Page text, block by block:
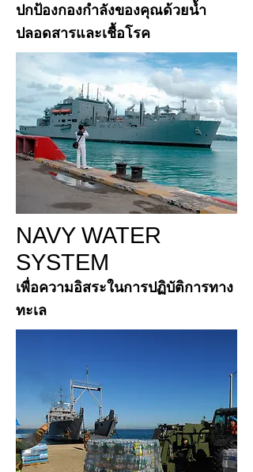
ปกป้องกองกำลังของคุณด้วยน้ำ
ปลอดสารและเชื้อโรค
NAVY WATER
SYSTEM
เพื่อความอิสระในการปฏิบัติการทาง
ทะเล